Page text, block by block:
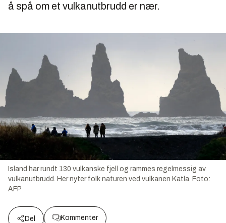
å spå om et vulkanutbrudd er nær.
Island har rundt 130 vulkanske fjell og rammes regelmessig av
vulkanutbrudd. Her nyter folk naturen ved vulkanen Katla. Foto:
AFP
Del Kommenter